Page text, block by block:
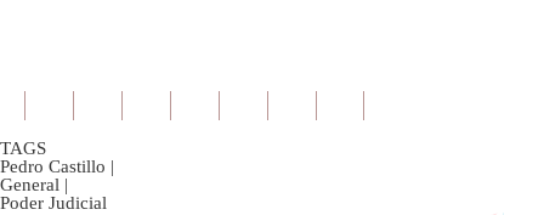
TAGS
Pedro Castillo |
General |
Poder Judicial